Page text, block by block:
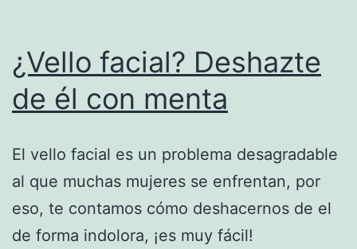
¿Vello facial? Deshazte
de él con menta
El vello facial es un problema desagradable
al que muchas mujeres se enfrentan, por
eso, te contamos cómo deshacernos de el
de forma indolora, ¡es muy fácil!